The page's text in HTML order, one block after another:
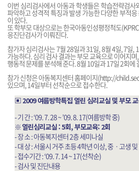
이번 심리검사에서 아동과 학생들은 학습전략검
파악하고 성격적 특징과 발생 가능한 다양한 부적
이 있다.
또 학부모 대상으로는 한국아동인성평정척도
응진단검사가 이뤄진다.
참가자 심리검사는 7월 28일과 31일, 8월 4일, 7일,
가능하다. 심리 검사 결과는 부모 교육으로 이어지
행동적 문제를 분석해 준다. 8월 10일과 17일 2회에
참가 신청은 아동복지센터 홈페이지(http://
있으며, 14일부터 선착순으로 접수한다.
▣ 2009 여름방학특집 열린 심리교실 및 부모
- 기 간 : ‘09. 7. 28 ~ ’09. 8. 17(여름방학 중)
※ 열린심리교실 : 5회, 부모교육: 2회
- 장 소 : 아동복지센터 2층 세미나실
- 대 상 : 서울시 거주 초등 4학년 이상, 중ㆍ고생
- 접수기간 : ‘09. 7. 14 ~ 17(선착순)
- 검사 및 진단내용